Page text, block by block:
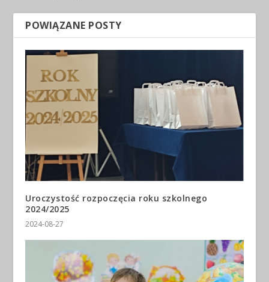
POWIĄZANE POSTY
Uroczystość rozpoczęcia roku szkolnego
2024/2025
2024-08-27